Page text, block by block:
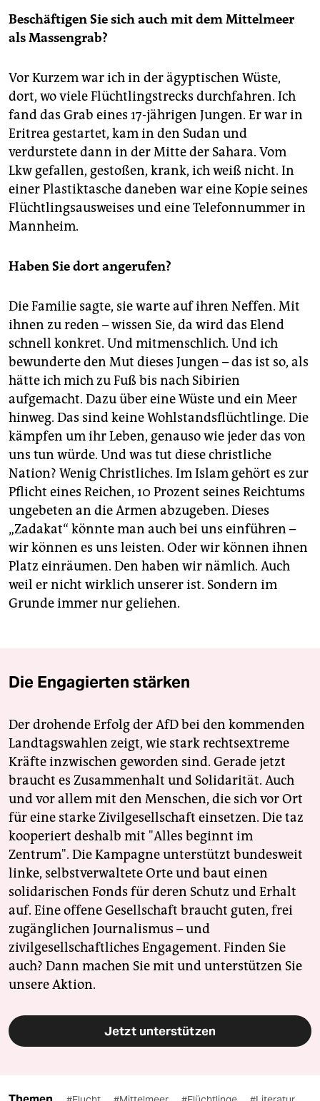
Beschäftigen Sie sich auch mit dem Mittelmeer
als Massengrab?
Vor Kurzem war ich in der ägyptischen Wüste,
dort, wo viele Flüchtlingstrecks durchfahren. Ich
fand das Grab eines 17-jährigen Jungen. Er war in
Eritrea gestartet, kam in den Sudan und
verdurstete dann in der Mitte der Sahara. Vom
Lkw gefallen, gestoßen, krank, ich weiß nicht. In
einer Plastiktasche daneben war eine Kopie seines
Flüchtlingsausweises und eine Telefonnummer in
Mannheim.
Haben Sie dort angerufen?
Die Familie sagte, sie warte auf ihren Neffen. Mit
ihnen zu reden – wissen Sie, da wird das Elend
schnell konkret. Und mitmenschlich. Und ich
bewunderte den Mut dieses Jungen – das ist so, als
hätte ich mich zu Fuß bis nach Sibirien
aufgemacht. Dazu über eine Wüste und ein Meer
hinweg. Das sind keine Wohlstandsflüchtlinge. Die
kämpfen um ihr Leben, genauso wie jeder das von
uns tun würde. Und was tut diese christliche
Nation? Wenig Christliches. Im Islam gehört es zur
Pflicht eines Reichen, 10 Prozent seines Reichtums
ungebeten an die Armen abzugeben. Dieses
„Zadakat“ könnte man auch bei uns einführen –
wir können es uns leisten. Oder wir können ihnen
Platz einräumen. Den haben wir nämlich. Auch
weil er nicht wirklich unserer ist. Sondern im
Grunde immer nur geliehen.
Die Engagierten stärken
Der drohende Erfolg der AfD bei den kommenden
Landtagswahlen zeigt, wie stark rechtsextreme
Kräfte inzwischen geworden sind. Gerade jetzt
braucht es Zusammenhalt und Solidarität. Auch
und vor allem mit den Menschen, die sich vor Ort
für eine starke Zivilgesellschaft einsetzen. Die taz
kooperiert deshalb mit "Alles beginnt im
Zentrum". Die Kampagne unterstützt bundesweit
linke, selbstverwaltete Orte und baut einen
solidarischen Fonds für deren Schutz und Erhalt
auf. Eine offene Gesellschaft braucht guten, frei
zugänglichen Journalismus – und
zivilgesellschaftliches Engagement. Finden Sie
auch? Dann machen Sie mit und unterstützen Sie
unsere Aktion.
Jetzt unterstützen